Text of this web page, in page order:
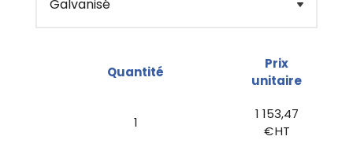
Quantité
Prix
unitaire
1
1 153,47
€ HT